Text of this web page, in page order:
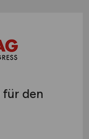
für den